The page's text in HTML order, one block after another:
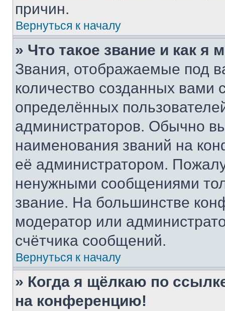
причин.
Вернуться к началу
» Что такое звание и как я
Звания, отображаемые под
количество созданных
определённых
администраторов. Обычно
наименования званий на
её администратором.
ненужными сообщениями
звание. На большинстве
модератор или
счётчика сообщений.
Вернуться к началу
» Когда я щёлкаю по
на конференцию!